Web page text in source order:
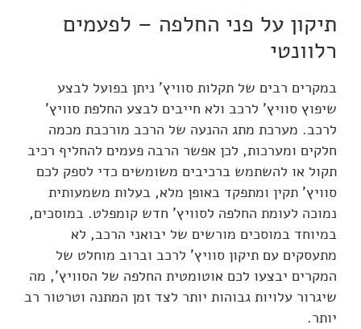
תיקון על פני החלפה – לפעמים
רלוונטי
במקרים רבים של תקלות סוויץ' ניתן בפועל לבצע
שיפוץ סוויץ' לרכב ולא חייבים לבצע החלפת סוויץ'
לרכב. מערכת מתג ההנעה של הרכב מורכבת מכמה
חלקים ומערכות, לכן אפשר הרבה פעמים להחליף רכיב
תקול או להשתמש ברכיבים משומשים כדי לספק לכם
סוויץ' תקין ומתפקד באופן מלא, בעלות משמעותית
נמוכה לעומת החלפה לסוויץ' חדש קומפלט. במוסכים,
במיוחד במוסכים מורשים של יבואני הרכב, לא
מתעסקים עם תיקון סוויץ' לרכב וברוב מוחלט של
המקרים יבצעו לכם אוטומטית החלפה של הסוויץ', מה
שיגרור עלויות גבוהות יותר לצד זמן המתנה וטרטור רב
יותר.